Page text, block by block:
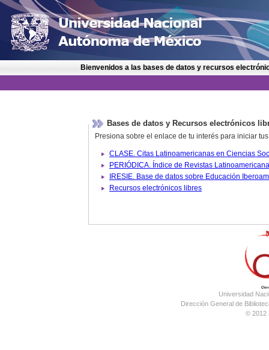
Bienvenidos a las bases de datos y recursos
Bases de datos y Recursos electrónicos
Presiona sobre el enlace de tu interés para iniciar
IRESIE. Base de datos
Recursos electrónicos libres
Universidad
Dirección General de
© 2012